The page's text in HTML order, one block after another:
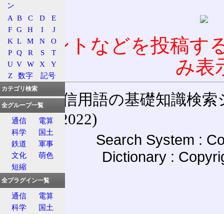
コメントなどを投稿す
み表
通信用語の基礎知識検索
(27-May-2022)
Search System :
Dictionary :
ン
A B C D
E
F G H I
J
K L M N
O
P Q R S
T
U V W X
Y
Z
数字 記号
カテゴリ検索
全グループ一覧
通信
電算
科学
国土
鉄道
軍事
文化
萌色
短縮
全プラグイン一覧
通信
電算
科学
国土